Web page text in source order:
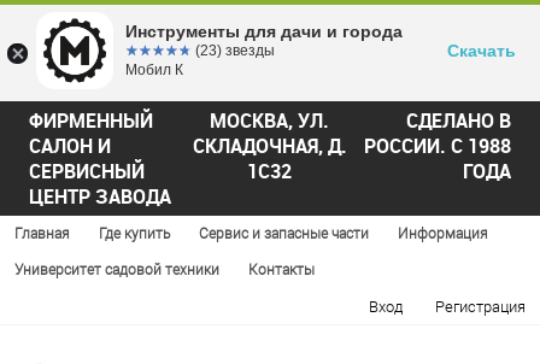
ФИРМЕННЫЙ
САЛОН И
СЕРВИСНЫЙ
ЦЕНТР ЗАВОДА
МОСКВА, УЛ.
СКЛАДОЧНАЯ, Д.
1С32
СДЕЛАНО В
РОССИИ. С 1988
ГОДА
Главная Где купить Сервис и запасные части Информация
Университет садовой техники Контакты
Вход Регистрация
Инструменты для дачи и города
☆☆☆☆☆
★★★★★ (23) звезды
Мобил К
Скачать